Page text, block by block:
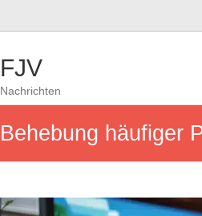
FJV
Nachrichten
Behebung häufiger